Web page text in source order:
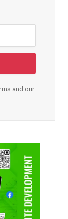
and our